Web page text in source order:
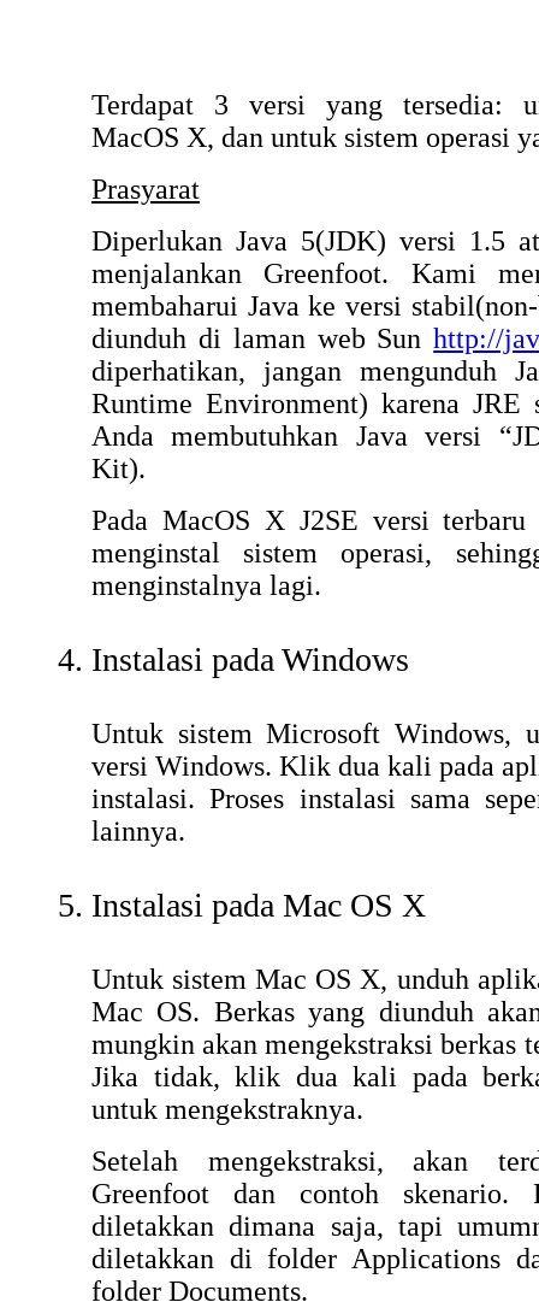
Terdapat 3 versi yang tersedia:
MacOS X, dan untuk sistem operasi
Prasyarat
Diperlukan Java 5(JDK) versi 1.5
menjalankan Greenfoot. Kami
membaharui Java ke versi
diunduh di laman web Sunhttp://
diperhatikan, jangan mengunduh
Runtime Environment) karena JRE
Anda membutuhkan Java versi
Kit).
Pada MacOS X J2SE versi terbaru
menginstal sistem operasi,
menginstalnya lagi.
Instalasi pada Windows
Untuk sistem Microsoft Windows,
versi Windows. Klik dua kali pada
instalasi. Proses instalasi sama
lainnya.
Instalasi pada Mac OS X
Untuk sistem Mac OS X, unduh
Mac OS. Berkas yang diunduh
mungkin akan mengekstraksi berkas
Jika tidak, klik dua kali pada
untuk mengekstraknya.
Setelah mengekstraksi, akan
Greenfoot dan contoh skenario.
diletakkan dimana saja, tapi
diletakkan di folder Applications
folder Documents.